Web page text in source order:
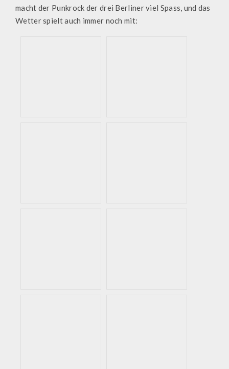
macht der Punkrock der drei Berliner viel Spass, und das
Wetter spielt auch immer noch mit: